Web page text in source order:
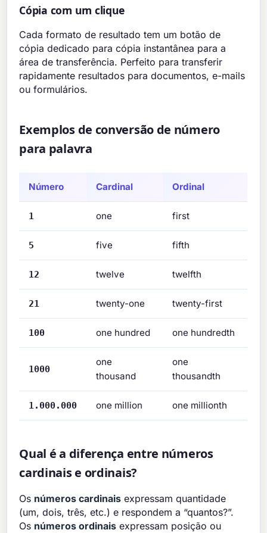
Cópia com um clique
Cada formato de resultado tem um botão de
cópia dedicado para cópia instantânea para a
área de transferência. Perfeito para transferir
rapidamente resultados para documentos, e-mails
ou formulários.
Exemplos de conversão de número
para palavra
Número Cardinal Ordinal
1 one first
5 five fifth
12 twelve twelfth
21 twenty-one twenty-first
100 one hundred one hundredth
1000
one
thousand
one
thousandth
1.000.000 one million one millionth
Qual é a diferença entre números
cardinais e ordinais?
Os números cardinais expressam quantidade
(um, dois, três, etc.) e respondem a “quantos?”.
Os números ordinais expressam posição ou